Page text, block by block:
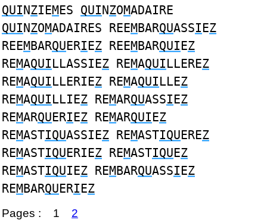
QUINZIEMES QUINZOMADAIRE
QUINZOMADAIRES REEMBARQUASSIEZ
REEMBARQUERIEZ REEMBARQUIEZ
REMAQUILLASSIEZ REMAQUILLEREZ
REMAQUILLERIEZ REMAQUILLEZ
REMAQUILLIEZ REMARQUASSIEZ
REMARQUERIEZ REMARQUIEZ
REMASTIQUASSIEZ REMASTIQUEREZ
REMASTIQUERIEZ REMASTIQUEZ
REMASTIQUIEZ REMBARQUASSIEZ
REMBARQUERIEZ
Pages : 1 2